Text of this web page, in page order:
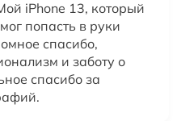
iPhone 13, который
попасть в руки
спасибо,
и заботу о
спасибо за